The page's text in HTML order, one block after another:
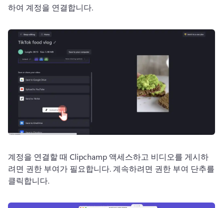
하여 계정을 연결합니다.
계정을 연결할 때 Clipchamp 액세스하고 비디오를 게시하
려면 권한 부여가 필요합니다. 계속하려면 권한 부여 단추를
클릭합니다.